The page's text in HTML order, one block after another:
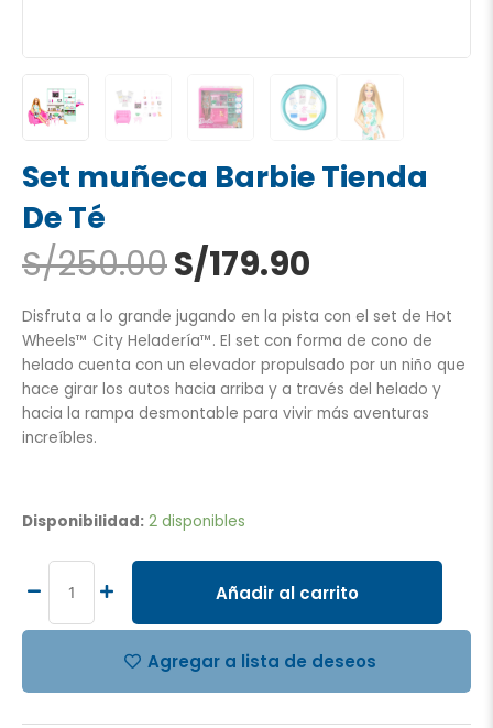
Set muñeca Barbie Tienda
De Té
S/250.00El
precio
original
era:
S/250.00.
S/179.90
actual
es:
S/179.90.
Disfruta a lo grande jugando en la pista con el set de Hot
Wheels™ City Heladería™. El set con forma de cono de
helado cuenta con un elevador propulsado por un niño que
hace girar los autos hacia arriba y a través del helado y
hacia la rampa desmontable para vivir más aventuras
increíbles.
Disponibilidad: 2 disponibles
muñeca
Tienda
De
cantidad
Añadir al carrito
Agregar a lista de deseos